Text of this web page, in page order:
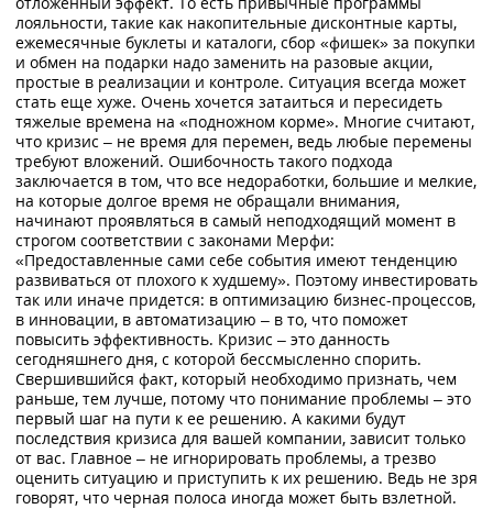
лояльности, такие как накопительные дисконтные карты,
ежемесячные буклеты и каталоги, сбор «фишек» за покупки
и обмен на подарки надо заменить на разовые акции,
простые в реализации и контроле. Ситуация всегда может
стать еще хуже. Очень хочется затаиться и пересидеть
тяжелые времена на «подножном корме». Многие считают,
что кризис – не время для перемен, ведь любые перемены
требуют вложений. Ошибочность такого подхода
заключается в том, что все недоработки, большие и мелкие,
на которые долгое время не обращали внимания,
начинают проявляться в самый неподходящий момент в
строгом соответствии с законами Мерфи:
«Предоставленные сами себе события имеют тенденцию
развиваться от плохого к худшему». Поэтому инвестировать
так или иначе придется: в оптимизацию бизнес-процессов,
в инновации, в автоматизацию – в то, что поможет
повысить эффективность. Кризис – это данность
сегодняшнего дня, с которой бессмысленно спорить.
Свершившийся факт, который необходимо признать, чем
раньше, тем лучше, потому что понимание проблемы – это
первый шаг на пути к ее решению. А какими будут
последствия кризиса для вашей компании, зависит только
от вас. Главное – не игнорировать проблемы, а трезво
оценить ситуацию и приступить к их решению. Ведь не зря
говорят, что черная полоса иногда может быть взлетной.